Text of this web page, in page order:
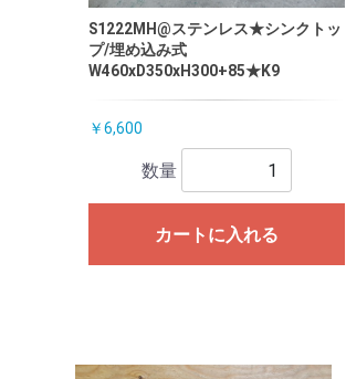
S1222MH@ステンレス★シンクトッ
プ/埋め込み式
W460xD350xH300+85★K9
￥6,600
数量
カートに入れる